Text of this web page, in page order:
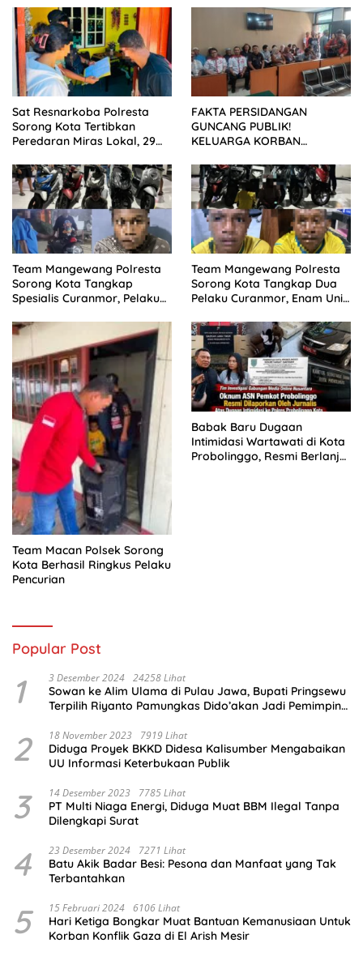
Sat Resnarkoba Polresta
Sorong Kota Tertibkan
Peredaran Miras Lokal, 29
FAKTA PERSIDANGAN
GUNCANG PUBLIK!
KELUARGA KORBAN
SETELAH SIDANG TUNTUTAN
DITUNDA
Team Mangewang Polresta
Sorong Kota Tangkap
Spesialis Curanmor, Pelaku
Team Mangewang Polresta
Sorong Kota Tangkap Dua
Pelaku Curanmor, Enam Unit
Team Macan Polsek Sorong
Kota Berhasil Ringkus Pelaku
Pencurian
Babak Baru Dugaan
Intimidasi Wartawati di Kota
Probolinggo, Resmi Berlanjut
Popular Post
1 3 Desember 2024 24258 Lihat
Sowan ke Alim Ulama di Pulau Jawa, Bupati Pringsewu
Terpilih Riyanto Pamungkas Dido’akan Jadi Pemimpin
2 18 November 2023 7919 Lihat
Diduga Proyek BKKD Didesa Kalisumber Mengabaikan
UU Informasi Keterbukaan Publik
3 14 Desember 2023 7785 Lihat
PT Multi Niaga Energi, Diduga Muat BBM Ilegal Tanpa
Dilengkapi Surat
4 23 Desember 2024 7271 Lihat
Batu Akik Badar Besi: Pesona dan Manfaat yang Tak
Terbantahkan
5 15 Februari 2024 6106 Lihat
Hari Ketiga Bongkar Muat Bantuan Kemanusiaan Untuk
Korban Konflik Gaza di El Arish Mesir